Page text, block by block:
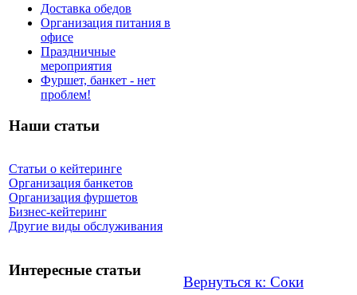
Доставка обедов
Организация питания в
офисе
Праздничные
мероприятия
Фуршет, банкет - нет
проблем!
Наши статьи
Статьи о кейтеринге
Организация банкетов
Организация фуршетов
Бизнес-кейтеринг
Другие виды обслуживания
Интересные статьи
Вернуться к: Соки